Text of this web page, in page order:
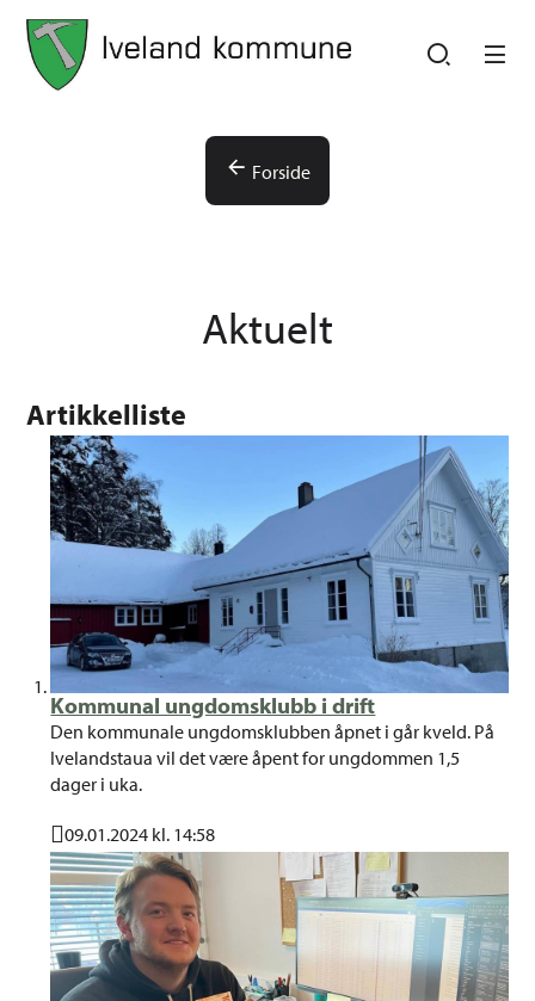
Iveland kommune
Forside
Aktuelt
Artikkelliste
Kommunal ungdomsklubb i drift
Den kommunale ungdomsklubben åpnet i går kveld. På
Ivelandstaua vil det være åpent for ungdommen 1,5
dager i uka.
Publisert
09.01.2024 kl. 14:58